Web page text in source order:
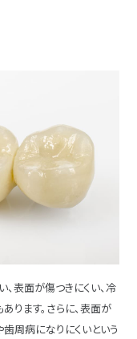
、表面が傷つきにくい、冷
ります。さらに、表面が
周病になりにくいという